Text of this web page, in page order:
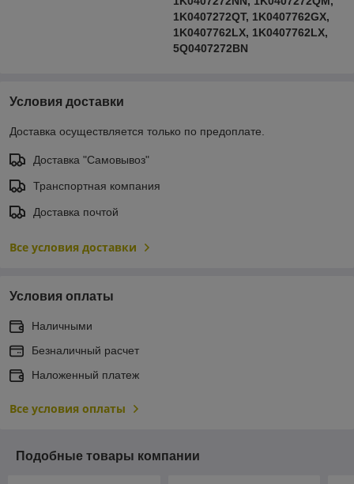
1K0407272QT, 1K0407762GX,
1K0407762LX, 1K0407762LX,
5Q0407272BN
Условия доставки
Доставка осуществляется только по предоплате.
Доставка "Самовывоз"
Транспортная компания
Доставка почтой
Все условия доставки
Условия оплаты
Наличными
Безналичный расчет
Наложенный платеж
Все условия оплаты
Подобные товары компании